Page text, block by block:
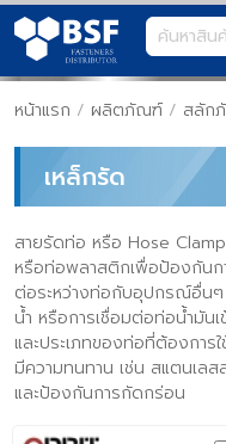
หน้าแรก / ผลิตภัณฑ์ / สลัก
เหล็กรัด
สายรัดท่อ หรือ Hose
หรือท่อพลาสติกเพื่อป้องกันก
ต่อระหว่างท่อกับอุปกรณ์อื่นๆ
น้ำ หรือการเชื่อมต่อท่อน้ำมัน
และประเภทของท่อที่ต้องการ
มีความทนทาน เช่น สแตนเล
และป้องกันการกัดกร่อน